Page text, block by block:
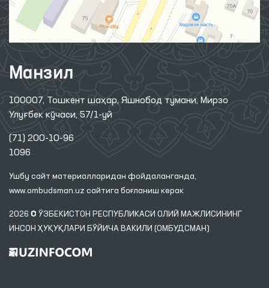
Манзил
100007, Тошкент шаҳар, Яшнобод тумани, Мирзо
Улуғбек кўчаси, 57/1-уй
(71) 200-10-96
1096
Ушбу сайт материалларидан фойдаланганда,
www.ombudsman.uz сайтига боғланиш керак
2026 © ЎЗБЕКИСТОН РЕСПУБЛИКАСИ ОЛИЙ МАЖЛИСИНИНГ
ИНСОН ҲУҚУҚЛАРИ БЎЙИЧА ВАКИЛИ (ОМБУДСМАН)